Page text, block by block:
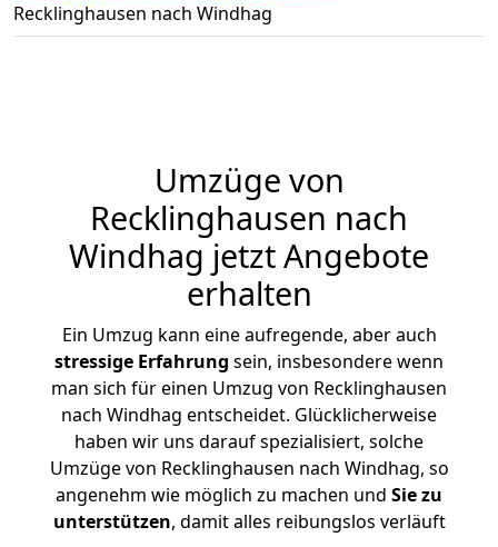
Recklinghausen nach Windhag
Umzüge von
Recklinghausen nach
Windhag jetzt Angebote
erhalten
Ein Umzug kann eine aufregende, aber auch
stressige Erfahrung sein, insbesondere wenn
man sich für einen Umzug von Recklinghausen
nach Windhag entscheidet. Glücklicherweise
haben wir uns darauf spezialisiert, solche
Umzüge von Recklinghausen nach Windhag, so
angenehm wie möglich zu machen und Sie zu
unterstützen, damit alles reibungslos verläuft